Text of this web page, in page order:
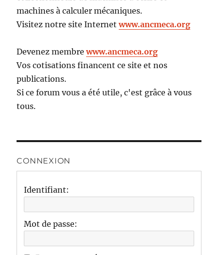
machines à calculer mécaniques.
Visitez notre site Internetwww.ancmeca.org
Devenez membrewww.ancmeca.org
Vos cotisations financent ce site et nos
publications.
Si ce forum vous a été utile, c'est grâce à vous
tous.
CONNEXION
Identifiant:
Mot de passe: